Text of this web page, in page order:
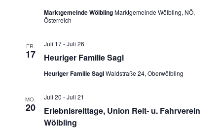
Marktgemeinde WölblingMarktgemeinde Wölbling, NÖ,
Österreich
FR.
17 Heuriger Familie Sagl
Juli 17-Juli 26
Heuriger Familie SaglWaldstraße 24, Oberwölbling
MO.
20
Erlebnisreittage, Union Reit- u. Fahrverein
Wölbling
Juli 20 -Juli 21